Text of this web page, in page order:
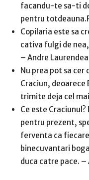
facandu-te sa-ti
pentru
Copilaria este sa
cativa fulgi de
– Andre
Nu prea pot sa cer
Craciun,
trimite deja cel
Ce este
pentru prezent,
ferventa ca
binecuvantari
duca catre pace. –